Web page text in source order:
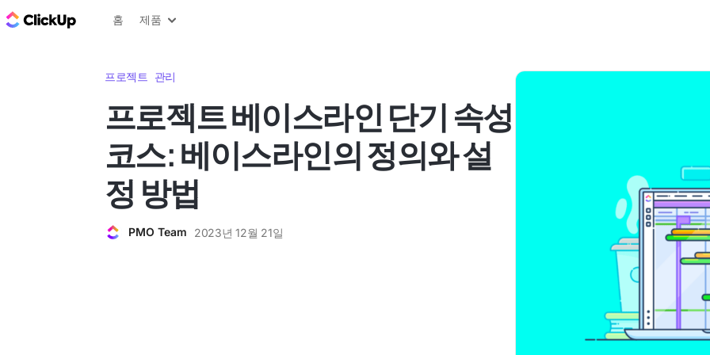
ClickUp 블로그
홈 제품
프로젝트 관리
프로젝트 베이스라인 단기 속성
코스: 베이스라인의 정의와 설
정 방법
PMO Team 2023년 12월 21일